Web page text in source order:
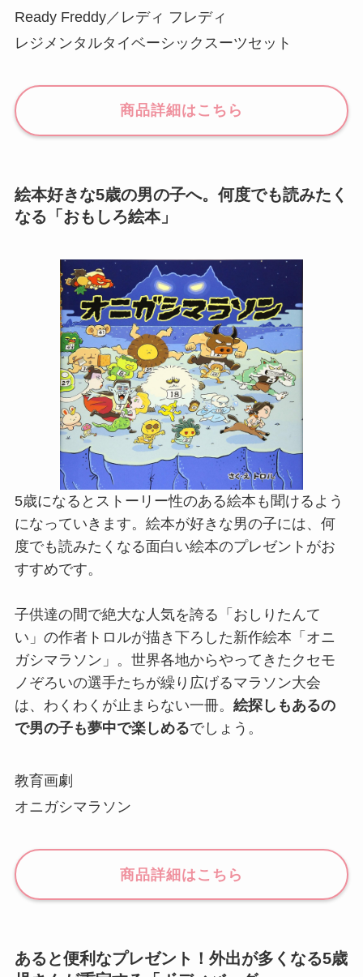
Ready Freddy／レディ フレディ
レジメンタルタイベーシックスーツセット
商品詳細はこちら
絵本好きな5歳の男の子へ。何度でも読みたく
なる「おもしろ絵本」
5歳になるとストーリー性のある絵本も聞けるよう
になっていきます。絵本が好きな男の子には、何
度でも読みたくなる面白い絵本のプレゼントがお
すすめです。
子供達の間で絶大な人気を誇る「おしりたんて
い」の作者トロルが描き下ろした新作絵本「オニ
ガシマラソン」。世界各地からやってきたクセモ
ノぞろいの選手たちが繰り広げるマラソン大会
は、わくわくが止まらない一冊。 絵探しもあるの
で男の子も夢中で楽しめるでしょう。
教育画劇
オニガシマラソン
商品詳細はこちら
あると便利なプレゼント！外出が多くなる5歳